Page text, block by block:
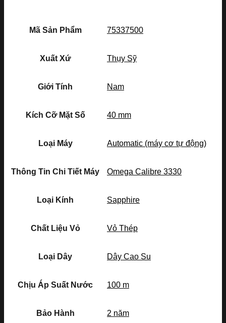
Mã Sản Phẩm 75337500
Xuất Xứ Thụy Sỹ
Giới Tính Nam
Kích Cỡ Mặt Số 40 mm
Loại Máy Automatic (máy cơ tự động)
Thông Tin Chi Tiết Máy Omega Calibre 3330
Loại Kính Sapphire
Chất Liệu Vỏ Vỏ Thép
Loại Dây Dây Cao Su
Chịu Áp Suất Nước 100 m
Bảo Hành 2 năm